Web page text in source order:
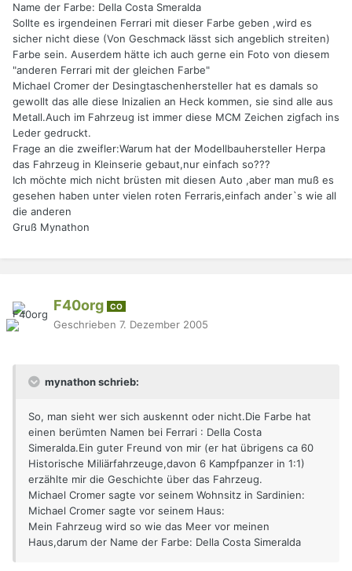
Name der Farbe: Della Costa Smeralda
Sollte es irgendeinen Ferrari mit dieser Farbe geben ,wird es
sicher nicht diese (Von Geschmack lässt sich angeblich streiten)
Farbe sein. Auserdem hätte ich auch gerne ein Foto von diesem
"anderen Ferrari mit der gleichen Farbe"
Michael Cromer der Desingtaschenhersteller hat es damals so
gewollt das alle diese Inizalien an Heck kommen, sie sind alle aus
Metall.Auch im Fahrzeug ist immer diese MCM Zeichen zigfach ins
Leder gedruckt.
Frage an die zweifler:Warum hat der Modellbauhersteller Herpa
das Fahrzeug in Kleinserie gebaut,nur einfach so???
Ich möchte mich nicht brüsten mit diesen Auto ,aber man muß es
gesehen haben unter vielen roten Ferraris,einfach ander`s wie all
die anderen
Gruß Mynathon
F40org CO
Geschrieben 7. Dezember 2005
mynathon schrieb:
So, man sieht wer sich auskennt oder nicht.Die Farbe hat
einen berümten Namen bei Ferrari : Della Costa
Simeralda.Ein guter Freund von mir (er hat übrigens ca 60
Historische Miliärfahrzeuge,davon 6 Kampfpanzer in 1:1)
erzählte mir die Geschichte über das Fahrzeug.
Michael Cromer sagte vor seinem Wohnsitz in Sardinien:
Michael Cromer sagte vor seinem Haus:
Mein Fahrzeug wird so wie das Meer vor meinen
Haus,darum der Name der Farbe: Della Costa Simeralda